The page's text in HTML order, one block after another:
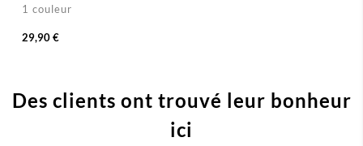
1 couleur
29,90 €
Des clients ont trouvé leur bonheur
ici